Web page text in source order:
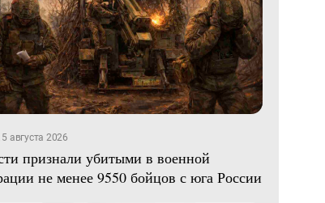
августа 2026
признали убитыми в военной
не менее 9550 бойцов с юга России